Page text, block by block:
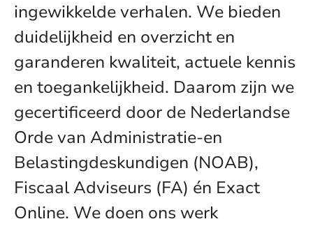
ingewikkelde verhalen. We bieden
duidelijkheid en overzicht en
garanderen kwaliteit, actuele kennis
en toegankelijkheid. Daarom zijn we
gecertificeerd door de Nederlandse
Orde van Administratie-en
Belastingdeskundigen (NOAB),
Fiscaal Adviseurs (FA) én Exact
Online. We doen ons werk